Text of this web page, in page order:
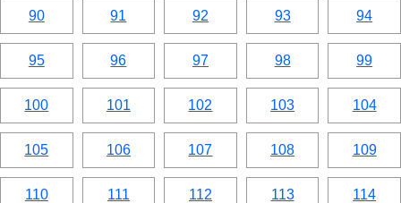
90 91 92 93 94
95 96 97 98 99
100 101 102 103 104
105 106 107 108 109
110 111 112 113 114